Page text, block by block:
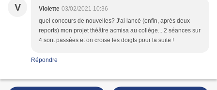
V Violette 03/02/2021 10:36
quel concours de nouvelles? J'ai lancé (enfin, après deux
reports) mon projet théâtre acmisa au collège... 2 séances sur
4 sont passées et on croise les doigts pour la suite !
Répondre